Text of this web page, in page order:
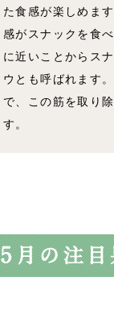
た食感が楽しめま
感がスナックを食
に近いことからス
ウとも呼ばれます
で、この筋を取り
す。